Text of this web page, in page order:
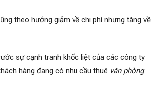
theo hướng giảm về chi phí nhưng tăng về
sự cạnh tranh khốc liệt của các công ty
hàng đang có nhu cầu thuê văn phòng